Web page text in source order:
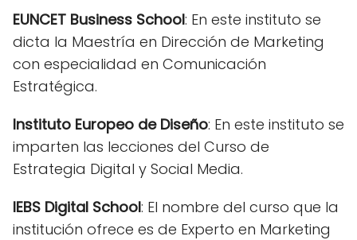
EUNCET Business School: En este instituto se
dicta la Maestría en Dirección de Marketing
con especialidad en Comunicación
Estratégica.
Instituto Europeo de Diseño: En este instituto se
imparten las lecciones del Curso de
Estrategia Digital y Social Media.
IEBS Digital School: El nombre del curso que la
institución ofrece es de Experto en Marketing